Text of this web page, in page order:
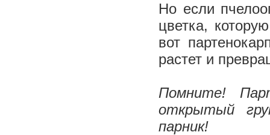
Но если
цветка,
вот
растет и
Помните!
открытый
парник!